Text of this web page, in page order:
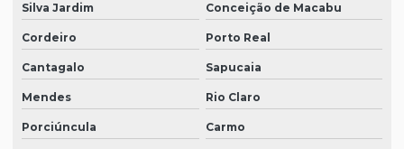
Silva Jardim Conceição de Macabu
Cordeiro Porto Real
Cantagalo Sapucaia
Mendes Rio Claro
Porciúncula Carmo